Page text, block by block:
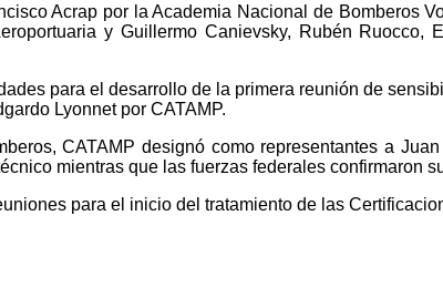
Acrap por la Academia Nacional de Bomberos
y Guillermo Canievsky, Rubén Ruocco,
para el desarrollo de la primera reunión de
Lyonnet por CATAMP.
CATAMP designó como representantes a
mientras que las fuerzas federales confirmaron
para el inicio del tratamiento de las